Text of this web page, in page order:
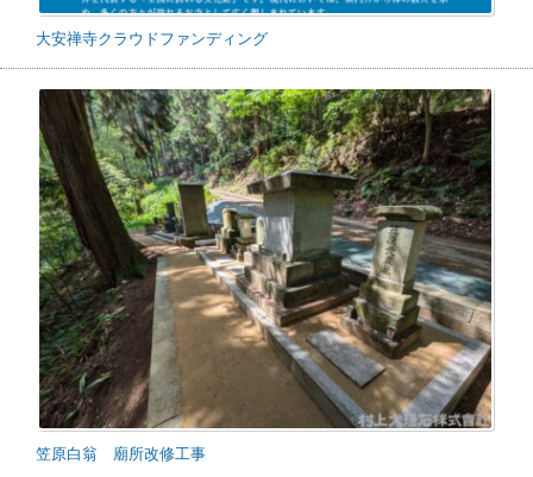
大安禅寺クラウドファンディング
笠原白翁 廟所改修工事